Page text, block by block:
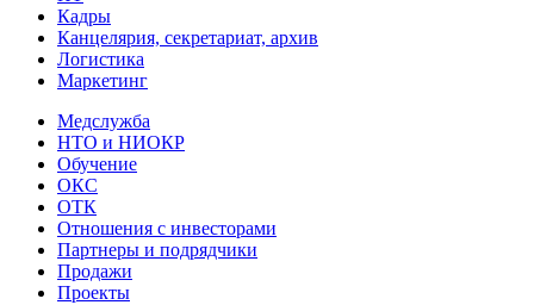
Кадры
Канцелярия, секретариат, архив
Логистика
Маркетинг
Медслужба
НТО и НИОКР
Обучение
ОКС
ОТК
Отношения с инвесторами
Партнеры и подрядчики
Продажи
Проекты